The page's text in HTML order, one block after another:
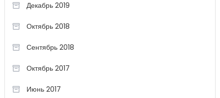
Декабрь 2019
Октябрь 2018
Сентябрь 2018
Октябрь 2017
Июнь 2017